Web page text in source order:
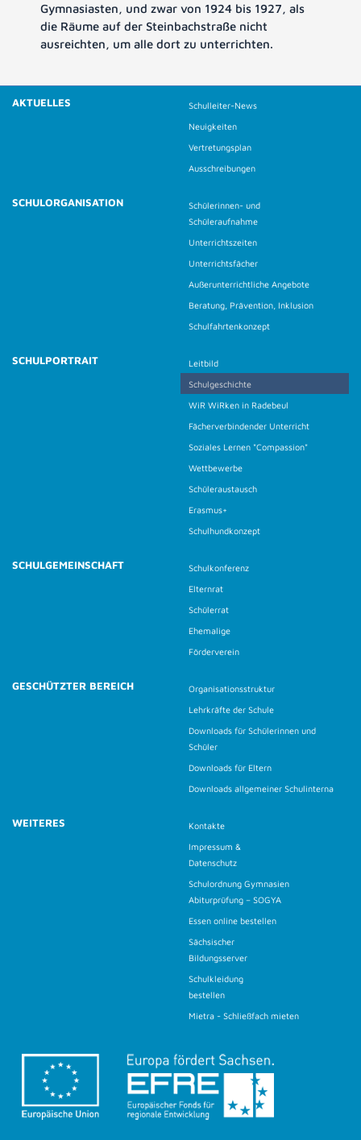
Gymnasiasten, und zwar von 1924 bis 1927, als
die Räume auf der Steinbachstraße nicht
ausreichten, um alle dort zu unterrichten.
AKTUELLES
Schulleiter-News
Neuigkeiten
Vertretungsplan
Ausschreibungen
SCHULORGANISATION
Schülerinnen- und
Schüleraufnahme
Unterrichtszeiten
Unterrichtsfächer
Außerunterrichtliche Angebote
Beratung, Prävention, Inklusion
Schulfahrtenkonzept
SCHULPORTRAIT
Leitbild
Schulgeschichte
WiR WiRken in Radebeul
Fächerverbindender Unterricht
Soziales Lernen "Compassion"
Wettbewerbe
Schüleraustausch
Erasmus+
Schulhundkonzept
SCHULGEMEINSCHAFT
Schulkonferenz
Elternrat
Schülerrat
Ehemalige
Förderverein
GESCHÜTZTER BEREICH
Organisationsstruktur
Lehrkräfte der Schule
Downloads für Schülerinnen und
Schüler
Downloads für Eltern
Downloads allgemeiner Schulinterna
WEITERES
Kontakte
Impressum &
Datenschutz
Schulordnung Gymnasien
Abiturprüfung – SOGYA
Essen online bestellen
Sächsischer
Bildungsserver
Schulkleidung
bestellen
Mietra - Schließfach mieten